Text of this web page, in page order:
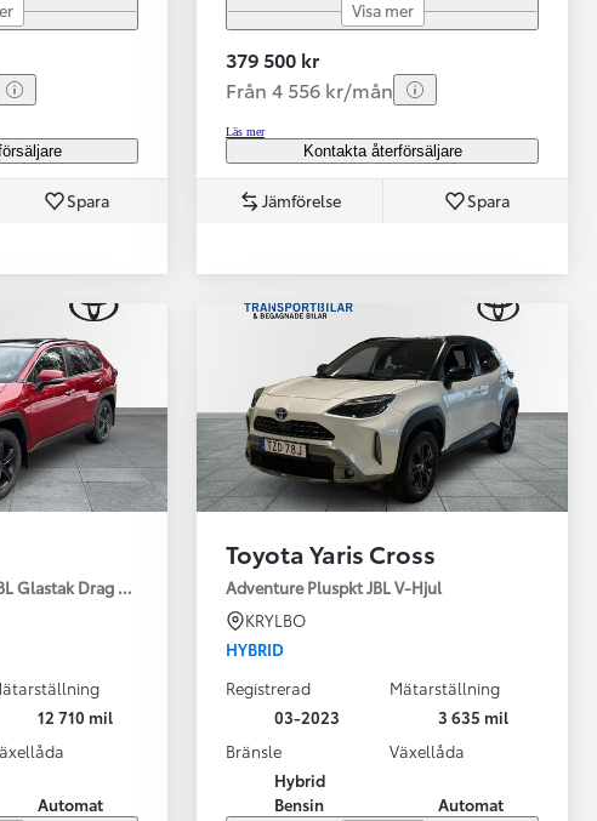
Spara
Visa mer
379 500 kr
Från 4 556 kr/mån
Läs mer
Kontakta återförsäljare
Jämförelse Spara
Glastak Drag Motorv Vhjul
12 710 mil
Automat
Toyota Yaris Cross
Adventure Pluspkt JBL V-Hjul
KRYLBO
HYBRID
Registrerad
03-2023
Mätarställning
3 635 mil
Bränsle
Hybrid
Bensin
Växellåda
Automat